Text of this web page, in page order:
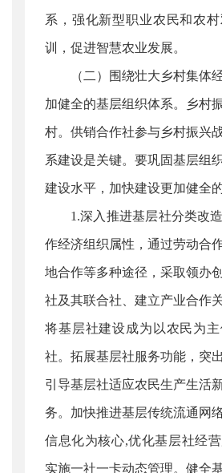
系，强化新型职业农民和农
训，促进智慧农业发展。
（二）围绕壮大乡村集体
加健全的基层组织体系。乡村
村。供销合作社参与乡村振兴
系建设是关键。要巩固基层组
建设水平，加快建设更加健全
1.深入推进基层社分类改
作经济组织属性，通过劳动合
地合作等多种途径，采取领办
社及其联合社、建立产业合作
将基层社建设成为以农民为
社。拓展基层社服务功能，突
引导基层社适应农民生产生活
务。加快推进基层传统流通网
信息化为核心,优化基层社经营
实施一社一卡动态管理。健全